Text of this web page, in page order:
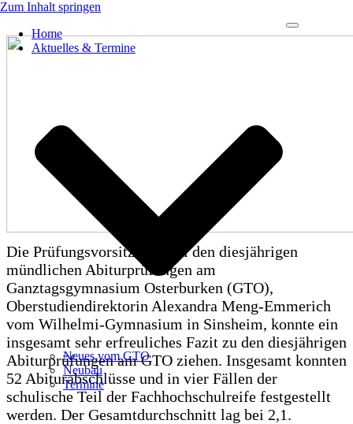
Zum Inhalt springen
Home
Aktuelles & Termine
Neues vom GTO
Neubau
Termine
Navigations-
Die Prüfungsvorsitzende bei den diesjährigen
mündlichen Abiturprüfungen am
Ganztagsgymnasium Osterburken (GTO),
Oberstudiendirektorin Alexandra Meng-Emmerich
vom Wilhelmi-Gymnasium in Sinsheim, konnte ein
insgesamt sehr erfreuliches Fazit zu den diesjährigen
Abiturprüfungen am GTO ziehen. Insgesamt konnten
52 Abiturabschlüsse und in vier Fällen der
schulische Teil der Fachhochschulreife festgestellt
werden. Der Gesamtdurchschnitt lag bei 2,1.